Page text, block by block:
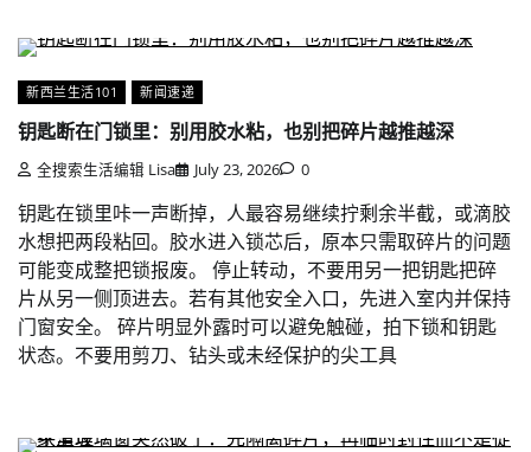
新西兰生活101 新闻速递
钥匙断在门锁里：别用胶水粘，也别把碎片越推越深
全搜索生活编辑 Lisa July 23, 2026 0
钥匙在锁里咔一声断掉，人最容易继续拧剩余半截，或滴胶
水想把两段粘回。胶水进入锁芯后，原本只需取碎片的问题
可能变成整把锁报废。 停止转动，不要用另一把钥匙把碎
片从另一侧顶进去。若有其他安全入口，先进入室内并保持
门窗安全。 碎片明显外露时可以避免触碰，拍下锁和钥匙
状态。不要用剪刀、钻头或未经保护的尖工具